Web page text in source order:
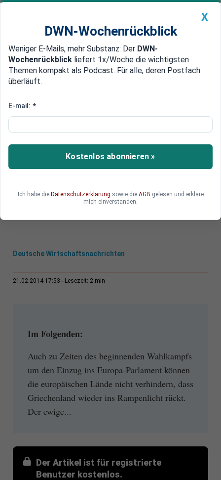
Newsticker MEIN DWN: Geldanlage Premium
Edelmetalle DWN-Magazin China
Aber kein Schuldenschnitt
Schäuble verspricht
Griechenland neue Hilfsgelder
Ein Schuldenschnitt für Griechenland kommt für
kriegen. Schließlich sei das Land genauso wie der
Deutsche Wirtschaftsnachrichten
21.02.2014 17:53 Lesezeit: 2 min
Im Folgenden:
Auch zu Zeiten des beginnenden Wahlkampfs
um den Einzug ins Europa-Parlament können
die europäischen Lände nicht verhindern, dass
Griechenland wieder ins Rampenlicht rückt.
Der ewige...
Der Artikel ist für registrierte
Benutzer kostenlos.
X
DWN-Wochenrückblick
Weniger E-Mails, mehr Substanz: Der DWN-
Wochenrückblick liefert 1x/Woche die wichtigsten
Themen kompakt als Podcast. Für alle, deren Postfach
überläuft.
E-mail: *
Kostenlos abonnieren »
Ich habe die Datenschutzerklärung sowie die AGB gelesen und erkläre
mich einverstanden.